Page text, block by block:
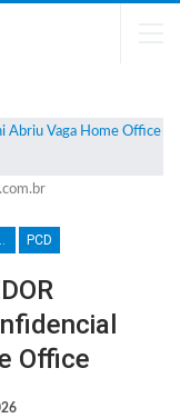
CLIENTE PCD
Office